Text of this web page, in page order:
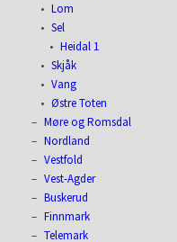
Lom
Sel
Heidal 1
Skjåk
Vang
Østre Toten
Møre og Romsdal
Nordland
Vestfold
Vest-Agder
Buskerud
Finnmark
Telemark